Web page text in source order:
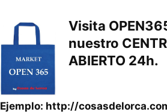
Visita
nuestro
ABIERTO 24h.
Ejemplo: http://